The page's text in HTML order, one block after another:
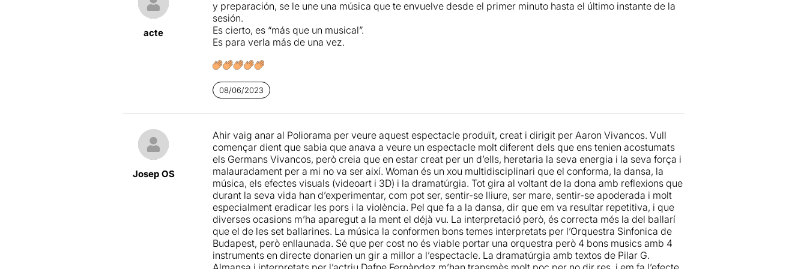
durada, el mateix que la música (molt repetitiva).
La veritat és que se m'ha fet una mica llarg.
A favor d'ells haig de dir que el públic assistent estava entusiasmat. La platea plena de gom a gom. Al final
gran part del públic van acabar dempeus aplaudint amb ganes.
acte
y preparación, se le une una música que te envuelve desde el primer minuto hasta el último instante de la
sesión.
Es cierto, es “más que un musical”.
Es para verla más de una vez.
08/06/2023
Josep OS
Ahir vaig anar al Poliorama per veure aquest espectacle produït, creat i dirigit per Aaron Vivancos. Vull
començar dient que sabia que anava a veure un espectacle molt diferent dels que ens tenien acostumats
els Germans Vivancos, però creia que en estar creat per un d’ells, heretaria la seva energia i la seva força i
malauradament per a mi no va ser així. Woman és un xou multidisciplinari que el conforma, la dansa, la
música, els efectes visuals (videoart i 3D) i la dramatúrgia. Tot gira al voltant de la dona amb reflexions que
durant la seva vida han d’experimentar, com pot ser, sentir-se lliure, ser mare, sentir-se apoderada i molt
especialment eradicar les pors i la violència. Pel que fa a la dansa, dir que em va resultar repetitiva, i que
diverses ocasions m’ha aparegut a la ment el déjà vu. La interpretació però, és correcta més la del ballarí
que el de les set ballarines. La música la conformen bons temes interpretats per l’Orquestra Sinfonica de
Budapest, però enllaunada. Sé que per cost no és viable portar una orquestra però 4 bons musics amb 4
instruments en directe donarien un gir a millor a l’espectacle. La dramatúrgia amb textos de Pilar G.